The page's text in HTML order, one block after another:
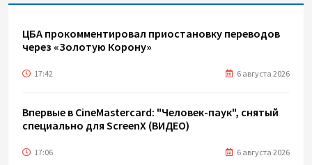
ЦБА прокомментировал приостановку переводов
через «Золотую Корону»
17:42 6 августа 2026
Впервые в CineMastercard: "Человек-паук", снятый
специально для ScreenX (ВИДЕО)
17:06 6 августа 2026